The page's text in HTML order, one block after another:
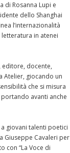
di Rosanna Lupi e
dello Shanghai
l’internazionalità
in atenei
editore, docente,
Atelier, giocando un
che si misura
avanti anche
giovani talenti poetici
Giuseppe Cavaleri per
con “La Voce di